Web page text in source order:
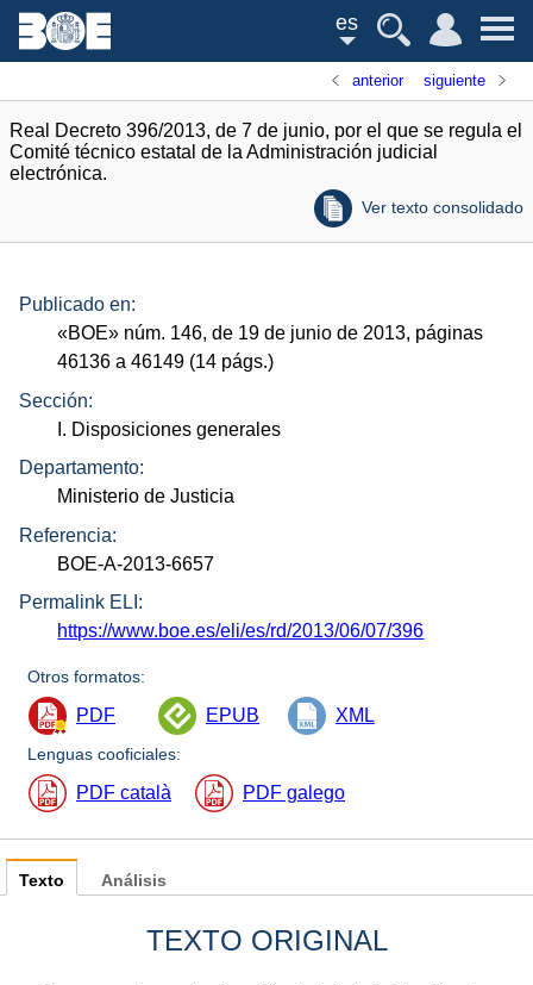
es
anterior siguiente
Real Decreto 396/2013, de 7 de junio, por el que se regula el
Comité técnico estatal de la Administración judicial
electrónica.
Ver texto consolidado
Publicado en:
«BOE» núm. 146, de 19 de junio de 2013, páginas
46136 a 46149 (14 págs.)
Sección:
I. Disposiciones generales
Departamento:
Ministerio de Justicia
Referencia:
BOE-A-2013-6657
Permalink ELI:
https://www.boe.es/eli/es/rd/2013/06/07/396
Otros formatos:
PDF EPUB XML
Lenguas cooficiales:
PDF català PDF galego
Texto
TEXTO ORIGINAL
Análisis